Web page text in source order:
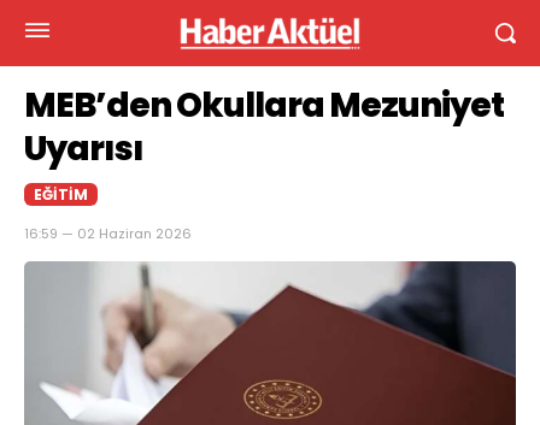
MEB’den Okullara Mezuniyet
Uyarısı
EĞITIM
16:59 — 02 Haziran 2026